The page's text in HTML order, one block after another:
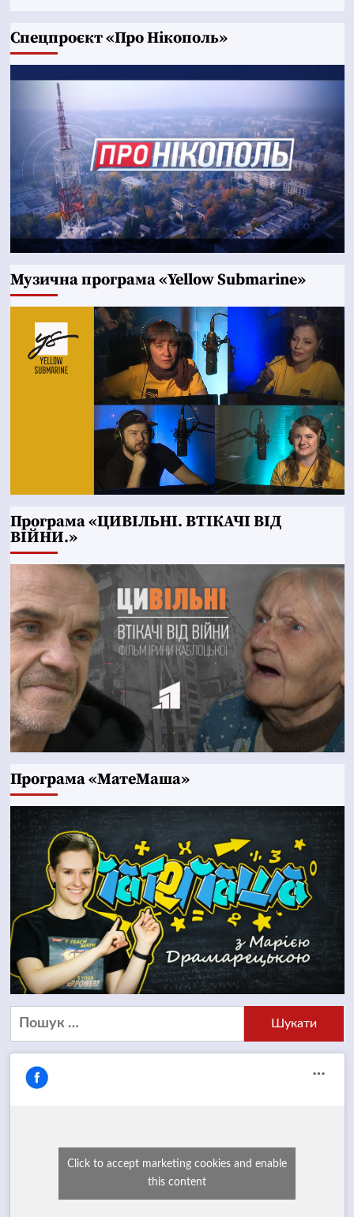
Cпецпроєкт «Про Нікополь»
Музична програма «Yellow Submarine»
Програма «ЦИВІЛЬНІ. ВТІКАЧІ ВІД
ВІЙНИ.»
Програма «МатеМаша»
Пошук:
Click to accept marketing cookies and enable
this content